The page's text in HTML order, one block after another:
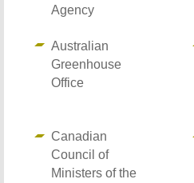
Agency
Australian
Greenhouse
Office
Canadian
Council of
Ministers of the